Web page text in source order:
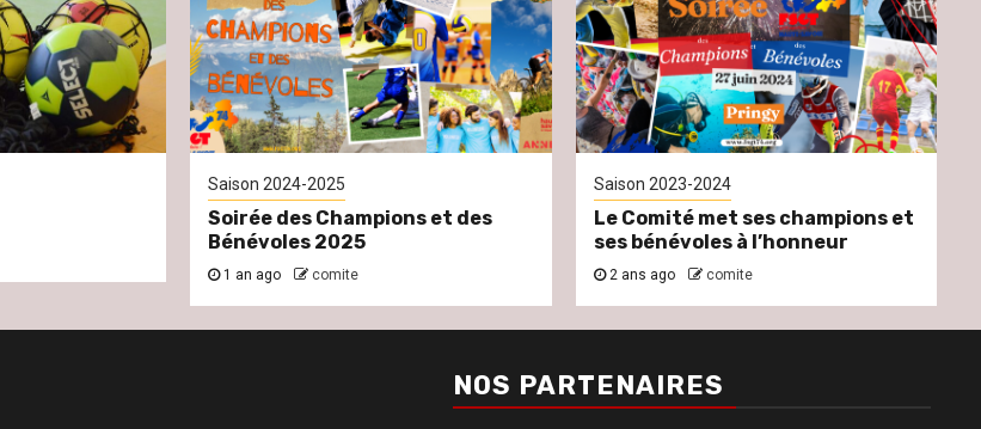
Saison 2024-2025
Soirée des Champions et des
Bénévoles 2025
1 an ago comite
Saison 2023-2024
Le Comité met ses champions et
ses bénévoles à l’honneur
2 ans ago comite
NOS PARTENAIRES